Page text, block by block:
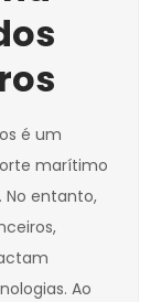
é um
marítimo
No entanto,
Ao